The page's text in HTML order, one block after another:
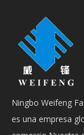
Ningbo Weifeng
es una empresa